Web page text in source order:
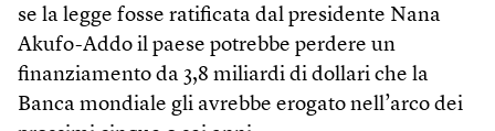
se la legge fosse ratificata dal presidente Nana
Akufo-Addo il paese potrebbe perdere un
finanziamento da 3,8 miliardi di dollari che la
Banca mondiale gli avrebbe erogato nell’arco dei